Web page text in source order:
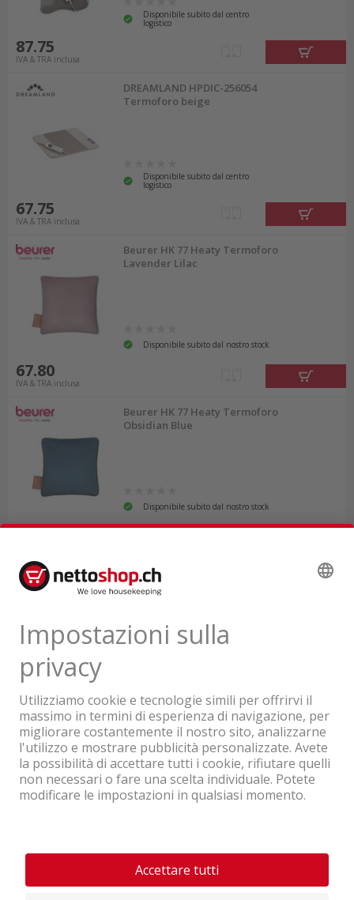
Disponibile subito dal centro
logistico
87.75
IVA & TRA inclusa
DREAMLAND HPDIC-256054
Termoforo beige
Disponibile subito dal centro
logistico
67.75
IVA & TRA inclusa
Beurer HK 77 Heaty Termoforo
Lavender Lilac
Disponibile subito dal nostro stock
67.80
IVA & TRA inclusa
Beurer HK 77 Heaty Termoforo
Obsidian Blue
Disponibile subito dal nostro stock
68.55
Un'azienda del Gruppo Coop